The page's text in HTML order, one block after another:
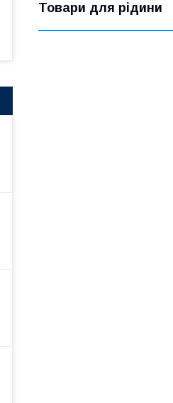
Товари для рідини